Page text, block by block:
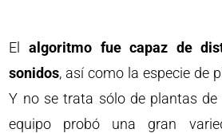
El algoritmo fue capaz de
sonidos, así como la especie de
Y no se trata sólo de plantas de
equipo probó una gran